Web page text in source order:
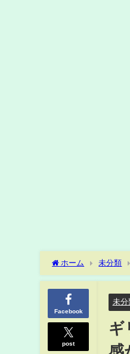
ホーム 未分類
Facebook
post
未分
ギ